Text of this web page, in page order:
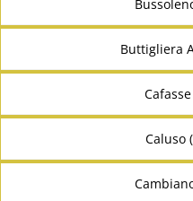
Buttigliera
Caluso